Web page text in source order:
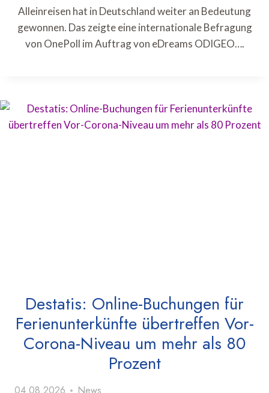
Alleinreisen hat in Deutschland weiter an Bedeutung
gewonnen. Das zeigte eine internationale Befragung
von OnePoll im Auftrag von eDreams ODIGEO….
Destatis: Online-Buchungen für
Ferienunterkünfte übertreffen Vor-
Corona-Niveau um mehr als 80
Prozent